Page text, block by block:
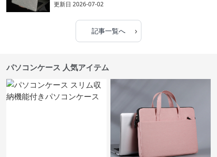
更新日2026-07-02
記事一覧へ ›
パソコンケース 人気アイテム